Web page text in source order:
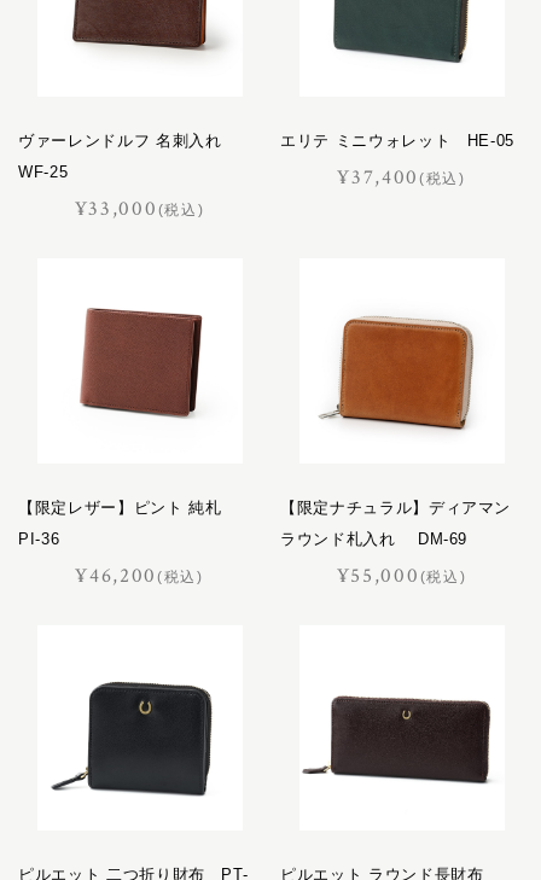
ヴァーレンドルフ 名刺入れ
WF-25
¥33,000 (税込)
エリテ ミニウォレット HE-05
¥37,400(税込)
【限定レザー】ピント 純札
PI-36
¥46,200(税込)
【限定ナチュラル】ディアマン
ラウンド札入れ DM-69
¥55,000 (税込)
ピルエット 二つ折り財布 PT-
ピルエット ラウンド長財布